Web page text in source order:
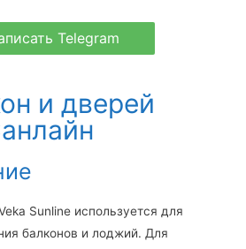
Telegram
и дверей
Sunline используется для
балконов и лоджий. Для